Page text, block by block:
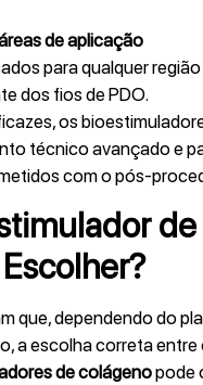
de aplicação
para qualquer
dos fios de PDO.
os
técnico avançado e
com o
de
que, dependendo do
a escolha correta entre
de colágenopode